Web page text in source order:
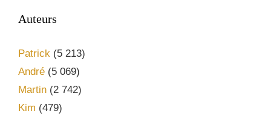
Auteurs
Patrick (5 213)
André (5 069)
Martin (2 742)
Kim (479)